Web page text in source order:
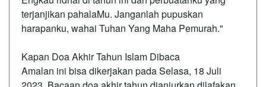
terjanjikan pahalaMu. Janganlah pupuskan
harapanku, wahai Tuhan Yang Maha Pemurah."
Kapan Doa Akhir Tahun Islam Dibaca
Amalan ini bisa dikerjakan pada Selasa, 18 Juli